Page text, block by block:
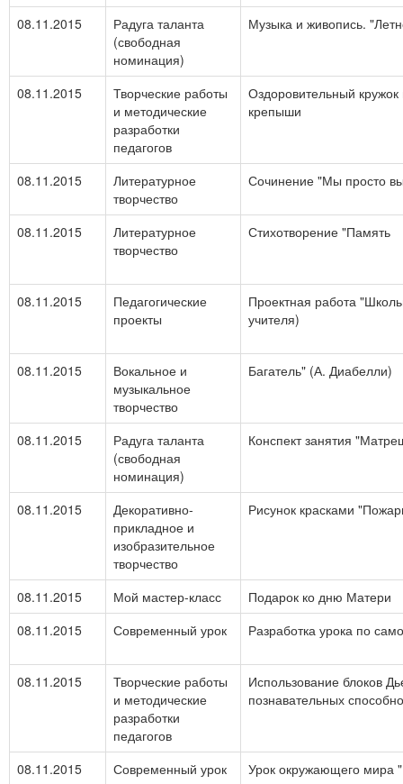
08.11.2015
Радуга таланта
(свободная
номинация)
Музыка и живопись.
08.11.2015
Творческие работы
и методические
разработки
педагогов
Оздоровительный
крепыши
08.11.2015
Литературное
творчество
Сочинение "Мы просто
08.11.2015
Литературное
творчество
Стихотворение "Память
08.11.2015
Педагогические
проекты
Проектная работа
учителя)
08.11.2015
Вокальное и
музыкальное
творчество
Багатель" (А. Диабелли)
08.11.2015
Радуга таланта
(свободная
номинация)
Конспект занятия
08.11.2015
Декоративно-
прикладное и
изобразительное
творчество
Рисунок красками
08.11.2015 Мой мастер-класс
Подарок ко дню Матери
08.11.2015
Современный урок Разработка урока по
08.11.2015
Творческие работы
и методические
разработки
педагогов
Использование блоков
познавательных
08.11.2015 Современный урок Урок окружающего мира